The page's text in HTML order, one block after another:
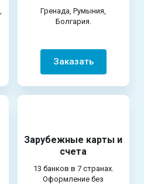
Гренада, Румыния,
Болгария.
Заказать
Зарубежные карты и
счета
13 банков в 7 странах.
Оформление без